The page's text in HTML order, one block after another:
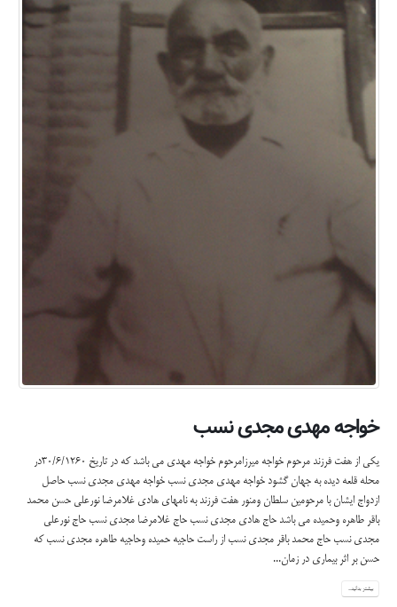
خواجه مهدی مجدی نسب
یکی از هفت فرزند مرحوم خواجه میرزامرحوم خواجه مهدی می باشد که در تاریخ 30/6/1260در
محله قلعه دیده به جهان گشود خواجه مهدی مجدی نسب خواجه مهدی مجدی نسب حاصل
ازدواج ایشان با مرحومین سلطان ومنور هفت فرزند به نامهای هادی غلامرضا نورعلی حسن محمد
باقر طاهره وحمیده می باشد حاج هادی مجدی نسب حاج غلامرضا مجدی نسب حاج نورعلی
مجدی نسب حاج محمد باقر مجدی نسب از راست حاجیه حمیده وحاجیه طاهره مجدی نسب که
حسن بر اثر بیماری در زمان...
بیشتر بدانید...